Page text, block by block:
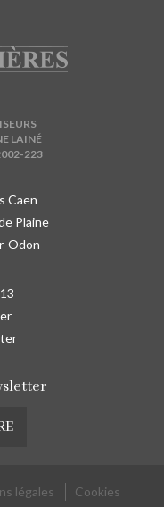
LAINÉ
223
Caen
Plaine
Odon
légales Cookies